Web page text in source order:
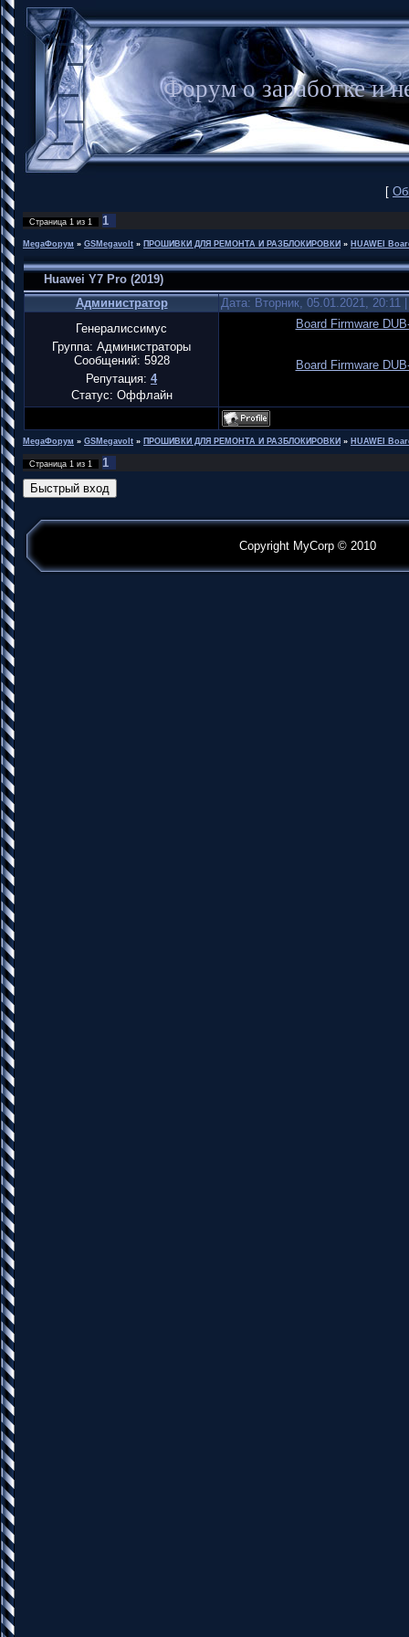
Форум о заработке
[
Страница 1 из 1 1
MegaФорум » GSMegavolt » ПРОШИВКИ ДЛЯ РЕМОНТА И РАЗБЛОКИРОВКИ » HUAWEI
Huawei Y7 Pro (2019)
Администратор
Дата: Вторник, 05.01.2021,
Генералиссимус
Группа: Администраторы
Сообщений: 5928
Репутация: 4
Статус: Оффлайн
Board Firmware
Board Firmware
MegaФорум » GSMegavolt » ПРОШИВКИ ДЛЯ РЕМОНТА И РАЗБЛОКИРОВКИ » HUAWEI
Страница 1 из 1 1
Copyright MyCorp © 2010